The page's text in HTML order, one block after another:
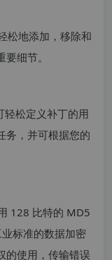
松地添加，移除和
细节。
轻松定义补丁的用
务，并可根据您的
128 比特的 MD5
标准的数据加密
的使用，传输错误